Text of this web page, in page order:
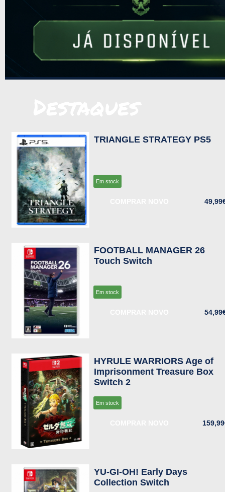
TRIANGLE STRATEGY PS5
Em stock
FOOTBALL MANAGER 26
Touch Switch
Em stock
HYRULE WARRIORS Age of
Imprisonment Treasure Box
Switch 2
Em stock
YU-GI-OH! Early Days
Collection Switch